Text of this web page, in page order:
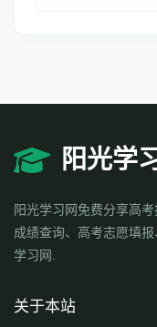
阳光学
阳光学习网免费分享高
成绩查询、高考志愿填
学习网.
关于本站